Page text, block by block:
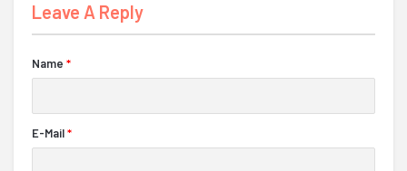
Leave A Reply
Name *
E-Mail*